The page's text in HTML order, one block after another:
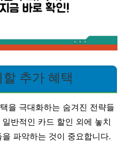
추가 혜택
을 극대화하는 숨겨진 전략들
반적인 카드 할인 외에 놓치
파악하는 것이 중요합니다.